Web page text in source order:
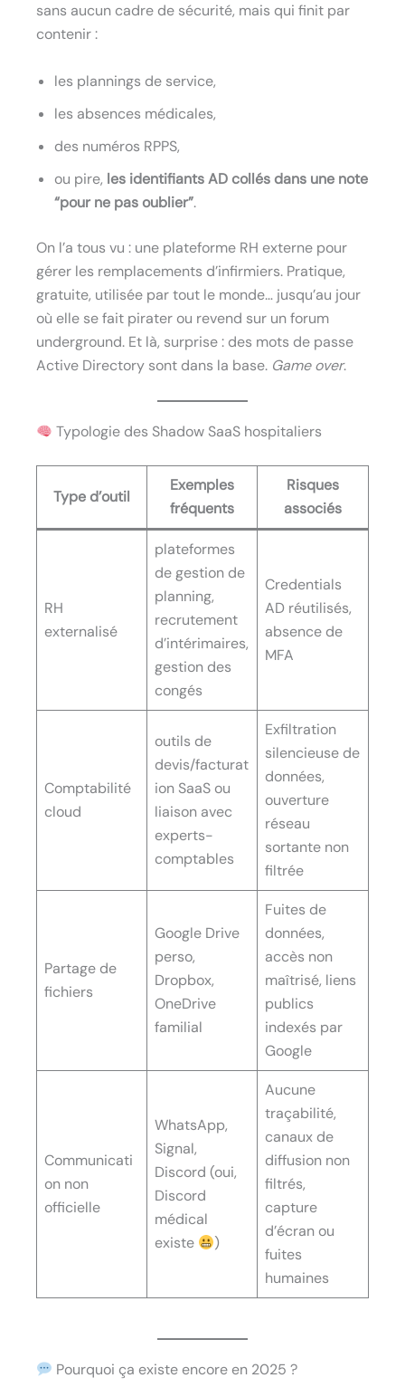
sans aucun cadre de sécurité, mais qui finit par
contenir :
les plannings de service,
les absences médicales,
des numéros RPPS,
ou pire, les identifiants AD collés dans une note
“pour ne pas oublier”.
On l’a tous vu : une plateforme RH externe pour
gérer les remplacements d’infirmiers. Pratique,
gratuite, utilisée par tout le monde… jusqu’au jour
où elle se fait pirater ou revend sur un forum
underground. Et là, surprise : des mots de passe
Active Directory sont dans la base. Game over.
Typologie des Shadow SaaS hospitaliers
Type d’outil
Exemples
fréquents
Risques
associés
RH
externalisé
plateformes
de gestion de
planning,
recrutement
d’intérimaires,
gestion des
congés
Credentials
AD réutilisés,
absence de
MFA
Comptabilité
cloud
outils de
devis/facturat
ion SaaS ou
liaison avec
experts-
comptables
Exfiltration
silencieuse de
données,
ouverture
réseau
sortante non
filtrée
Partage de
fichiers
Google Drive
perso,
Dropbox,
OneDrive
familial
Fuites de
données,
accès non
maîtrisé, liens
publics
indexés par
Google
Communicati
on non
officielle
WhatsApp,
Signal,
Discord (oui,
Discord
médical
existe
)
Aucune
traçabilité,
canaux de
diffusion non
filtrés,
capture
d’écran ou
fuites
humaines
Pourquoi ça existe encore en 2025 ?